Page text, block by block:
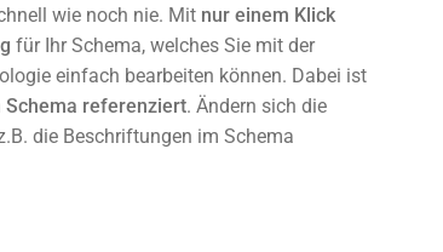
wie noch nie. Mit nur einem Klick
für Ihr Schema, welches Sie mit der
einfach bearbeiten können. Dabei ist
Schema referenziert. Ändern sich die
die Beschriftungen im Schema